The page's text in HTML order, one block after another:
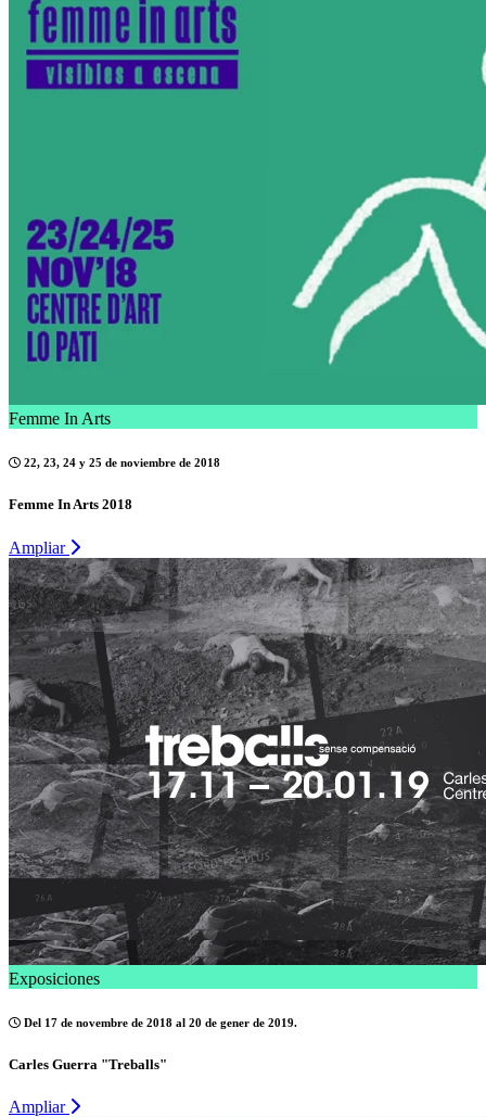
Femme In Arts
22, 23, 24 y 25 de noviembre de 2018
Femme In Arts 2018
Ampliar
Exposiciones
Del 17 de novembre de 2018 al 20 de gener de 2019.
Carles Guerra "Treballs"
Ampliar